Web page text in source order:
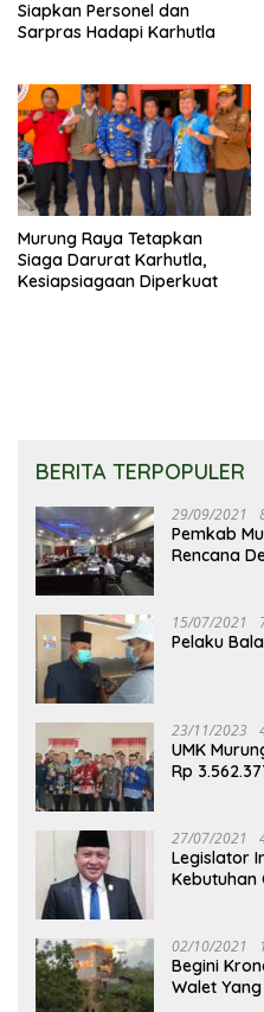
Siapkan Personel dan
Sarpras Hadapi Karhutla
Murung Raya Tetapkan
Siaga Darurat Karhutla,
Kesiapsiagaan Diperkuat
BERITA TERPOPULER
29/09/2021
Pemkab
Rencana
15/07/2021
Pelaku
23/11/2023
UMK
Rp
27/07/2021
Legislator
Kebutuhan
02/10/2021
Begini
Walet